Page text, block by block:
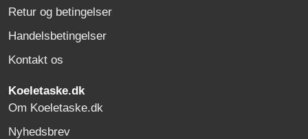
Retur og betingelser
Handelsbetingelser
Kontakt os
Koeletaske.dk
Om Koeletaske.dk
Nyhedsbrev